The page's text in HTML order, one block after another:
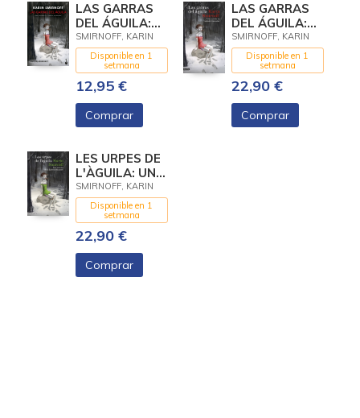
LAS GARRAS
DEL ÁGUILA:
UNA NOVELA
DE LISBETH
SALANDER
SMIRNOFF, KARIN
Disponible en 1
setmana
12,95 €
Comprar
LAS GARRAS
DEL ÁGUILA:
UNA NOVELA
DE LISBETH
SALANDER
(SERIE MILL
SMIRNOFF, KARIN
Disponible en 1
setmana
22,90 €
Comprar
LES URPES DE
L'ÀGUILA: UNA
NOVEL·LA DE
LA LISBETH
SALANDER
(SÈRIE
SMIRNOFF, KARIN
Disponible en 1
setmana
22,90 €
Comprar